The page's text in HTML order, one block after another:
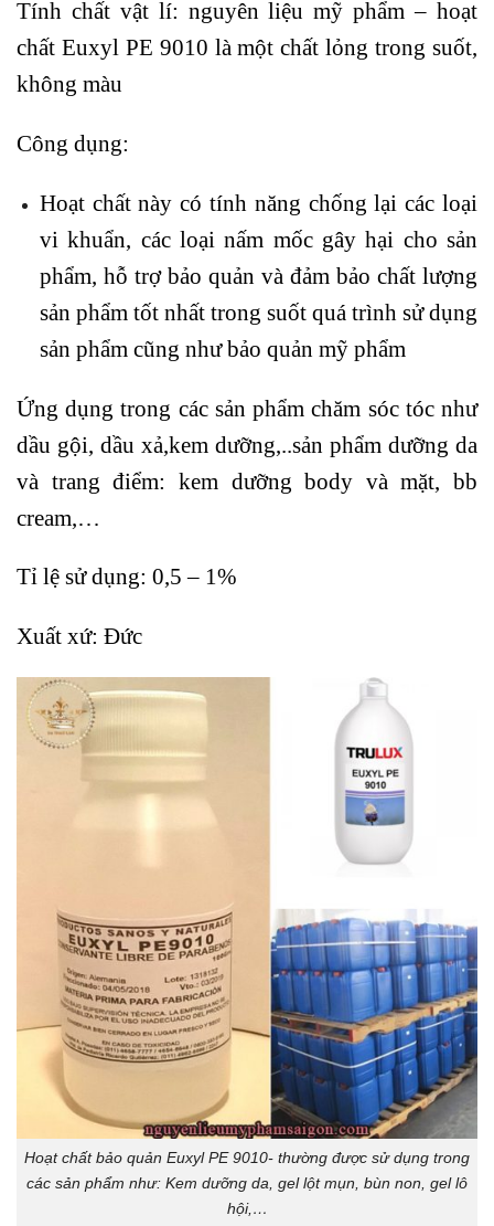
Tính chất vật lí: nguyên liệu mỹ phẩm – hoạt
chất Euxyl PE 9010 là một chất lỏng trong suốt,
không màu
Công dụng:
Hoạt chất này có tính năng chống lại các loại
vi khuẩn, các loại nấm mốc gây hại cho sản
phẩm, hỗ trợ bảo quản và đảm bảo chất lượng
sản phẩm tốt nhất trong suốt quá trình sử dụng
sản phẩm cũng như bảo quản mỹ phẩm
Ứng dụng trong các sản phẩm chăm sóc tóc như
dầu gội, dầu xả,kem dưỡng,..sản phẩm dưỡng da
và trang điểm: kem dưỡng body và mặt, bb
cream,…
Tỉ lệ sử dụng: 0,5 – 1%
Xuất xứ: Đức
Hoạt chất bảo quản Euxyl PE 9010- thường được sử dụng trong
các sản phẩm như: Kem dưỡng da, gel lột mụn, bùn non, gel lô
hội,…